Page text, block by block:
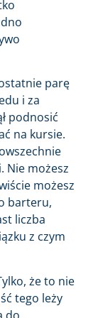
parę
i za
podnosić
na kursie.
Nie możesz
możesz
barteru,
liczba
z czym
że to nie
tego leży